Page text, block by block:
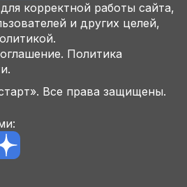
корректной работы сайта,
и других целей,
Политика
Все права защищены.